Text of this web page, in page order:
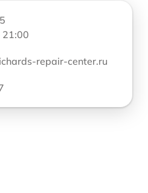
21:00
repair-center.ru